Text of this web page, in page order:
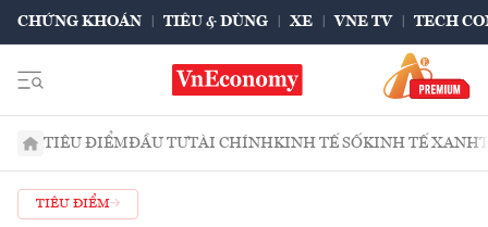
CHỨNG KHOÁN TIÊU & DÙNG XE VNE TV TECH
TIÊU ĐIỂMĐẦU TƯTÀI CHÍNHKINH TẾ SỐKINH TẾ XANH
TIÊU ĐIỂM